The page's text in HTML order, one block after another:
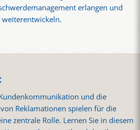
erlangen und
und die
Reklamationen spielen für die
zentrale Rolle. Lernen Sie in diesem